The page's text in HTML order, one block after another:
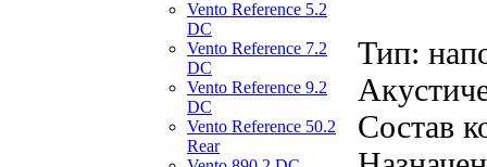
Vento Reference 5.2
DC
Vento Reference 7.2
DC
Vento Reference 9.2
DC
Vento Reference 50.2
Rear
Тип:
Состав